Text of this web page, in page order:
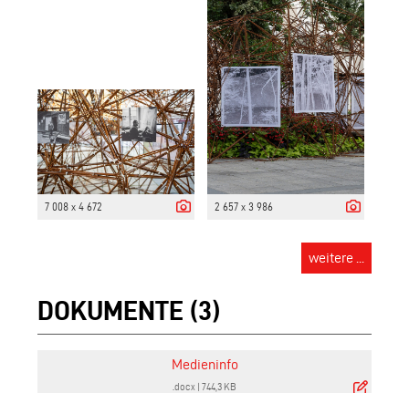
7 008 x 4 672 2 657 x 3 986
weitere ...
DOKUMENTE (3)
Medieninfo
.docx | 744,3 KB